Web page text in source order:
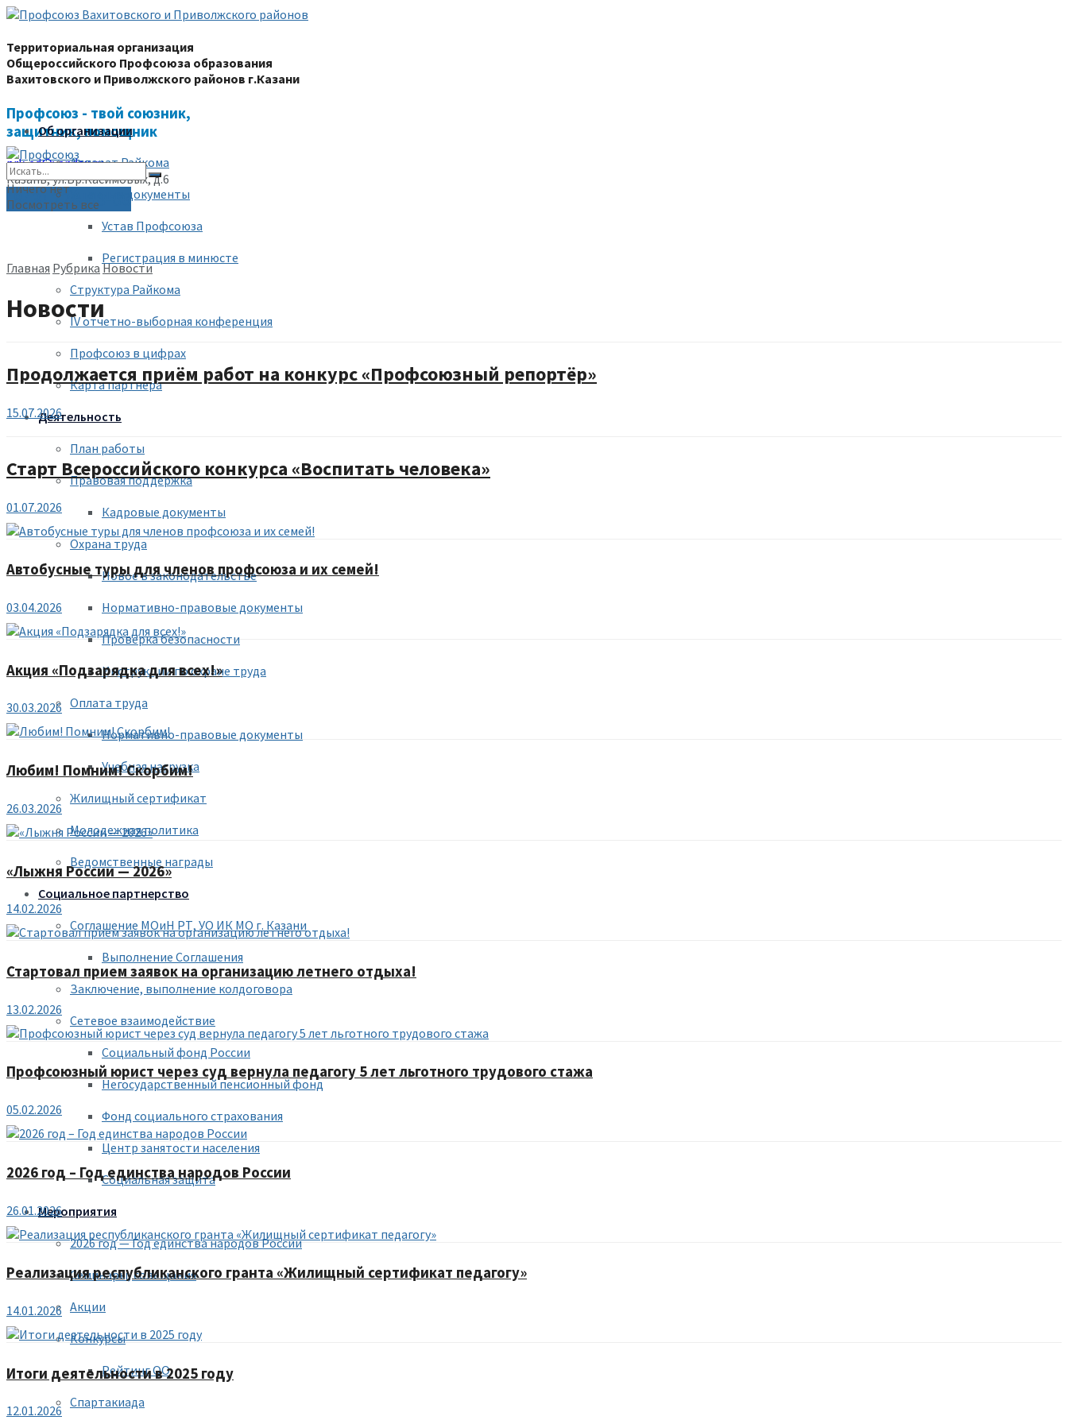
Территориальная организация
Общероссийского Профсоюза образования
Вахитовского и Приволжского районов г.Казани
Профсоюз - твой союзник,
защитник, помощник
prk-ed@yandex.ru
Казань, ул.Бр.Касимовых, д.6
(843) 228-68-80
Об организации
Аппарат Райкома
Уставные документы
Устав Профсоюза
Регистрация в минюсте
Структура Райкома
IV отчетно-выборная конференция
Профсоюз в цифрах
Карта партнера
Деятельность
План работы
Правовая поддержка
Кадровые документы
Охрана труда
Новое в законодательстве
Нормативно-правовые документы
Проверка безопасности
Инструкции по охране труда
Оплата труда
Нормативно-правовые документы
Учебная нагрузка
Жилищный сертификат
Молодежная политика
Ведомственные награды
Социальное партнерство
Соглашение МОиН РТ, УО ИК МО г. Казани
Выполнение Соглашения
Заключение, выполнение колдоговора
Сетевое взаимодействие
Социальный фонд России
Негосударственный пенсионный фонд
Фонд социального страхования
Центр занятости населения
Социальная защита
Мероприятия
2026 год — Год единства народов России
Семинары, совещания
Акции
Конкурсы
Рейтинг ОО
Спартакиада
Ничего нет
Посмотреть все
Главная Рубрика Новости
Новости
Продолжается приём работ на конкурс «Профсоюзный репортёр»
15.07.2026
Старт Всероссийского конкурса «Воспитать человека»
01.07.2026
Автобусные туры для членов профсоюза и их семей!
03.04.2026
Акция «Подзарядка для всех!»
30.03.2026
Любим! Помним! Скорбим!
26.03.2026
«Лыжня России — 2026»
14.02.2026
Стартовал прием заявок на организацию летнего отдыха!
13.02.2026
Профсоюзный юрист через суд вернула педагогу 5 лет льготного трудового стажа
05.02.2026
2026 год – Год единства народов России
26.01.2026
Реализация республиканского гранта «Жилищный сертификат педагогу»
14.01.2026
Итоги деятельности в 2025 году
12.01.2026